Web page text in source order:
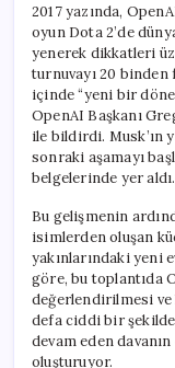
2017 yazında,
oyun Dota 2’de
yenerek dikkatleri
turnuvayı 20
içinde “yeni bir
OpenAI Başkanı
ile bildirdi. Musk’ın
sonraki aşamayı
belgelerinde yer aldı.
Bu gelişmenin
isimlerden oluşan
yakınlarındaki yeni
göre, bu toplantıda
değerlendirilmesi ve
defa ciddi bir
devam eden
oluşturuyor.